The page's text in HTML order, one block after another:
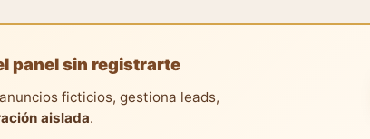
panel sin registrarte
ficticios, gestiona leads,
aislada.